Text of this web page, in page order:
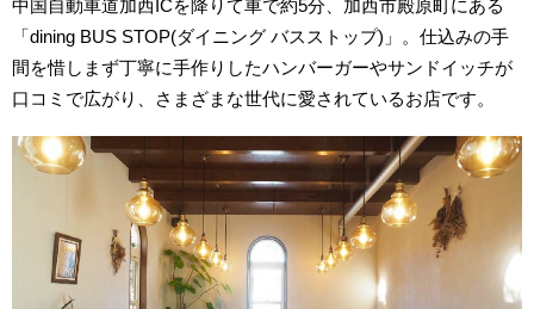
中国自動車道加西ICを降りて車で約5分、加西市殿原町にある
「dining BUS STOP(ダイニング バスストップ)」。仕込みの手
間を惜しまず丁寧に手作りしたハンバーガーやサンドイッチが
口コミで広がり、さまざまな世代に愛されているお店です。